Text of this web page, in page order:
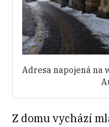
Adresa napojená na
Z domu vychází